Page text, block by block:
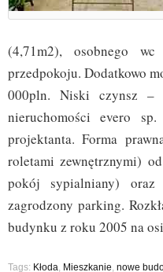
(4,71m2), osobnego
przedpokoju. Dodatkowo
000pln. Niski czynsz –
nieruchomości evero
projektanta. Forma
roletami zewnętrznymi)
pokój sypialniany) oraz
zagrodzony parking.
budynku z roku 2005 na
Tags: Kłoda, Mieszkanie, nowe